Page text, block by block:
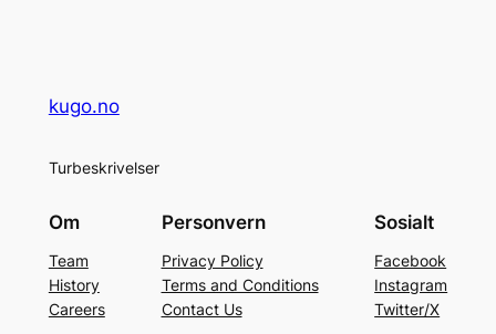
kugo.no
Turbeskrivelser
Om
Team
History
Careers
Personvern
Privacy Policy
Terms and Conditions
Contact Us
Sosialt
Facebook
Instagram
Twitter/X